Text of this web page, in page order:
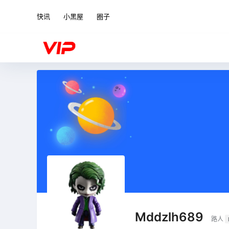
快讯 小黑屋 圈子
Mddzlh689 路人